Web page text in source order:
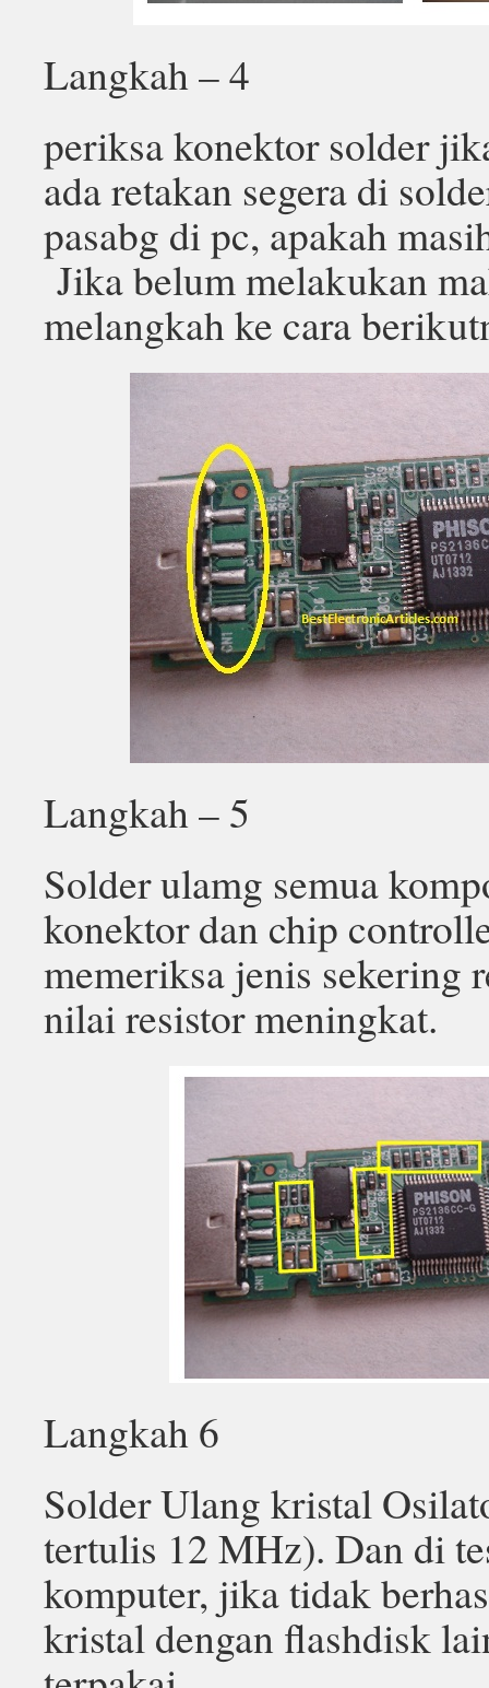
Langkah – 4
periksa konektor solder
ada retakan segera di
pasabg di pc, apakah
Jika belum melakukan
melangkah ke cara
Langkah – 5
Solder ulamg semua
konektor dan chip
memeriksa jenis sekering
nilai resistor meningkat.
Langkah 6
Solder Ulang kristal
tertulis 12 MHz). Dan di
komputer, jika tidak
kristal dengan flashdisk